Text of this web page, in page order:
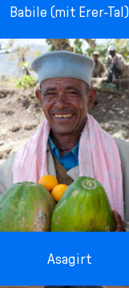
Babile (mit Erer-Tal)
Asagirt